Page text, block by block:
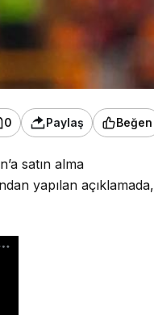
0 Paylaş Beğen
satın alma
yapılan açıklamada,